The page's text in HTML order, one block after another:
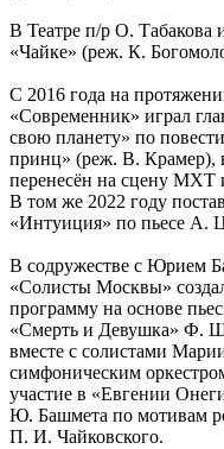
В Театре п/р О. Табакова
«Чайке» (реж. К.
С 2016 года на
«Современник» играл
свою планету» по
принц» (реж. В. Крамер),
перенесён на сцену
В том же 2022 году
«Интуиция» по пьесе А.
В содружестве с Юрием
«Солисты Москвы»
программу на основе
«Смерть и Девушка» Ф.
вместе с солистами
симфоническим
участие в «Евгении
Ю. Башмета по мотивам
П. И. Чайковского.